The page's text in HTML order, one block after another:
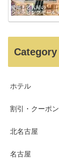
Category
ホテル
割引・クーポン
北名古屋
名古屋